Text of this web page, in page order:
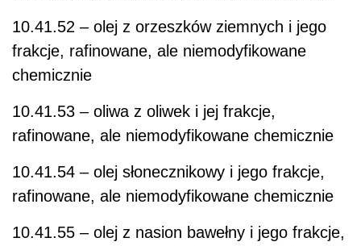
10.41.52 – olej z orzeszków ziemnych i jego
frakcje, rafinowane, ale niemodyfikowane
chemicznie
10.41.53 – oliwa z oliwek i jej frakcje,
rafinowane, ale niemodyfikowane chemicznie
10.41.54 – olej słonecznikowy i jego frakcje,
rafinowane, ale niemodyfikowane chemicznie
10.41.55 – olej z nasion bawełny i jego frakcje,